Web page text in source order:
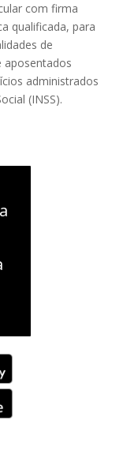
com firma
qualificada, para
de
aposentados
administrados
(INSS).